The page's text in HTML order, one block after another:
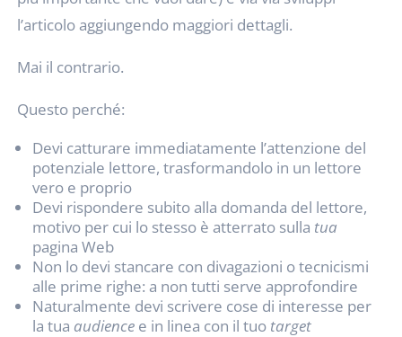
l’articolo aggiungendo maggiori dettagli.
Mai il contrario.
Questo perché:
Devi catturare immediatamente l’attenzione del
potenziale lettore, trasformandolo in un lettore
vero e proprio
Devi rispondere subito alla domanda del lettore,
motivo per cui lo stesso è atterrato sulla tua
pagina Web
Non lo devi stancare con divagazioni o tecnicismi
alle prime righe: a non tutti serve approfondire
Naturalmente devi scrivere cose di interesse per
la tua audience e in linea con il tuo target